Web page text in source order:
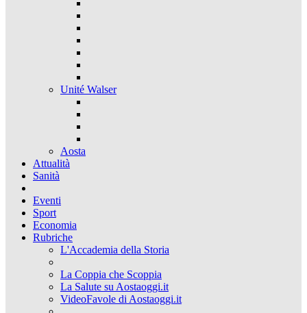
Unité Walser
Aosta
Attualità
Sanità
Eventi
Sport
Economia
Rubriche
L'Accademia della Storia
La Coppia che Scoppia
La Salute su Aostaoggi.it
VideoFavole di Aostaoggi.it